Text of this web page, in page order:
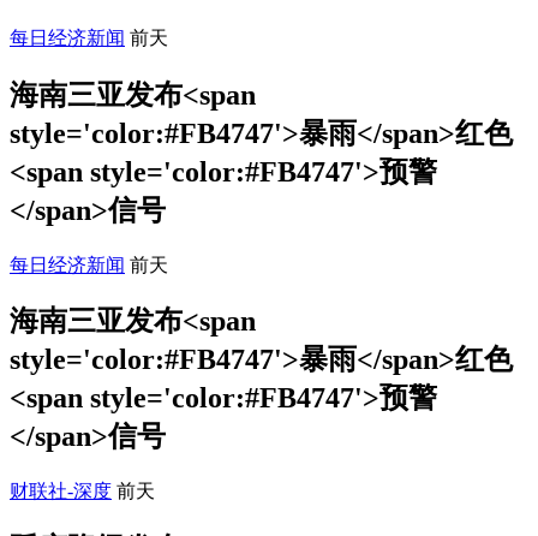
每日经济新闻 前天
海南三亚发布<span
style='color:#FB4747'>暴雨</span>红色
<span style='color:#FB4747'>预警
</span>信号
每日经济新闻 前天
海南三亚发布<span
style='color:#FB4747'>暴雨</span>红色
<span style='color:#FB4747'>预警
</span>信号
财联社-深度 前天